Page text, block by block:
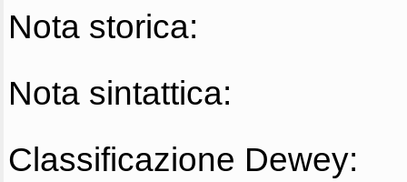
Nota storica:
Nota sintattica:
Classificazione Dewey: